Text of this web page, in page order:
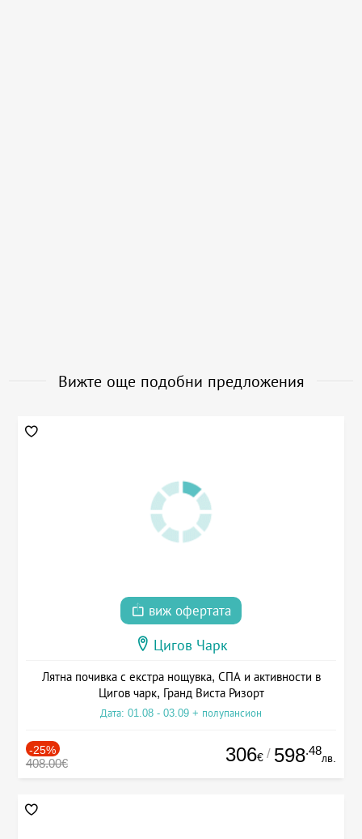
Вижте още подобни предложения
виж офертата
Цигов Чарк
Лятна почивка с екстра нощувка, СПА и активности в
Цигов чарк, Гранд Виста Ризорт
Дата: 01.08 - 03.09 + полупансион
-25%
408.00€ 306€ / 598.48
лв.